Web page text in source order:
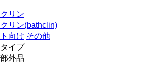
リン
リン(bathclin)
向け その他
イプ
外品